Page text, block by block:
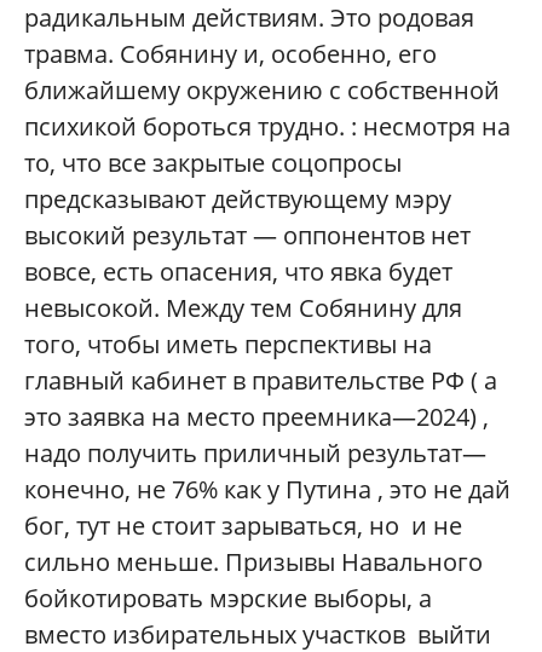
радикальным действиям. Это родовая
травма. Собянину и, особенно, его
ближайшему окружению с собственной
психикой бороться трудно. : несмотря на
то, что все закрытые соцопросы
предсказывают действующему мэру
высокий результат — оппонентов нет
вовсе, есть опасения, что явка будет
невысокой. Между тем Собянину для
того, чтобы иметь перспективы на
главный кабинет в правительстве РФ ( а
это заявка на место преемника—2024) ,
надо получить приличный результат—
конечно, не 76% как у Путина , это не дай
бог, тут не стоит зарываться, но и не
сильно меньше. Призывы Навального
бойкотировать мэрские выборы, а
вместо избирательных участков выйти